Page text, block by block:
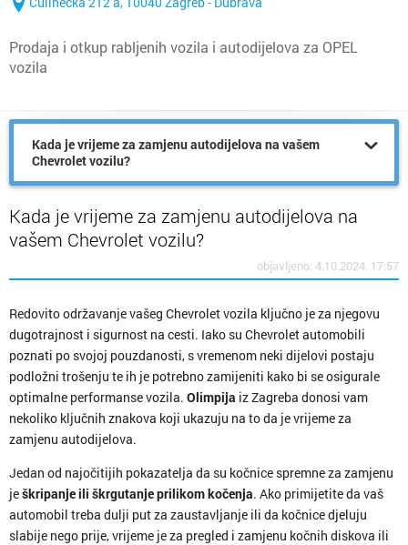
Prodaja i otkup rabljenih vozila i autodijelova za OPEL
vozila
Kada je vrijeme za zamjenu autodijelova na vašem
Chevrolet vozilu?
Kada je vrijeme za zamjenu autodijelova na
vašem Chevrolet vozilu?
objavljeno: 4.10.2024. 17:57
Redovito održavanje vašeg Chevrolet vozila ključno je za njegovu
dugotrajnost i sigurnost na cesti. Iako su Chevrolet automobili
poznati po svojoj pouzdanosti, s vremenom neki dijelovi postaju
podložni trošenju te ih je potrebno zamijeniti kako bi se osigurale
optimalne performanse vozila. Olimpija iz Zagreba donosi vam
nekoliko ključnih znakova koji ukazuju na to da je vrijeme za
zamjenu autodijelova.
Jedan od najočitijih pokazatelja da su kočnice spremne za zamjenu
ješkripanje ili škrgutanje prilikom kočenja. Ako primijetite da vaš
automobil treba dulji put za zaustavljanje ili da kočnice djeluju
slabije nego prije, vrijeme je za pregled i zamjenu kočnih diskova ili